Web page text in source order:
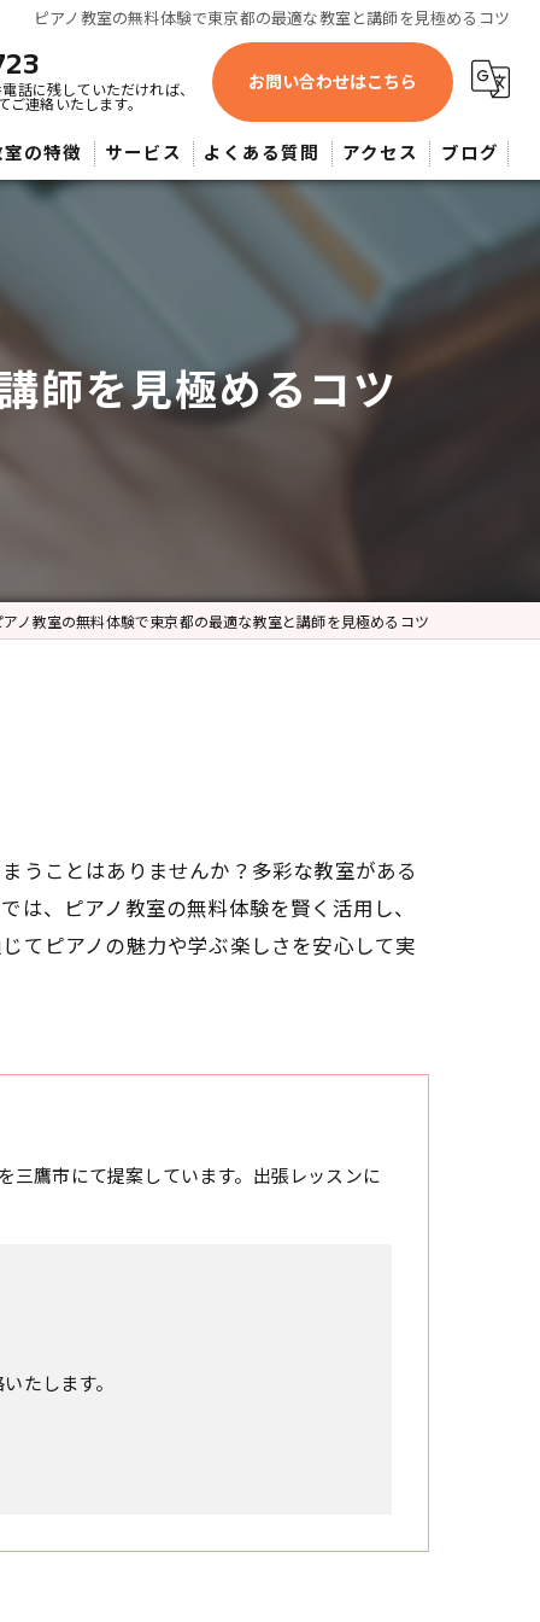
ピアノ教室の無料体験で東京都の最適な教室と講師を見極めるコツ
話に残していただければ、
ご連絡いたします。
お問い合わせはこちら
室の特徴
者
サービス よくある質問 アクセス ブログ
師を見極めるコツ
アノ教室の無料体験で東京都の最適な教室と講師を見極めるコツ
うことはありませんか？多彩な教室がある
、ピアノ教室の無料体験を賢く活用し、
てピアノの魅力や学ぶ楽しさを安心して実
三鷹市にて提案しています。出張レッスンに
たします。